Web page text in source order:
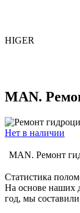
HIGER
MAN.
Нет в наличии
MAN. Ремонт
Статистика
На основе наших
год, мы